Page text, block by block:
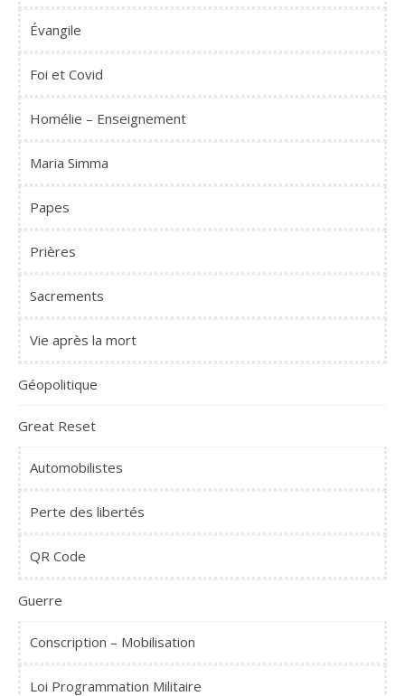
Évangile
Foi et Covid
Homélie – Enseignement
Maria Simma
Papes
Prières
Sacrements
Vie après la mort
Géopolitique
Great Reset
Automobilistes
Perte des libertés
QR Code
Guerre
Conscription – Mobilisation
Loi Programmation Militaire